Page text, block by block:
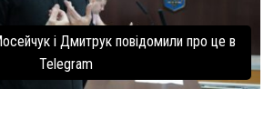
і Дмитрук повідомили про це в
Telegram